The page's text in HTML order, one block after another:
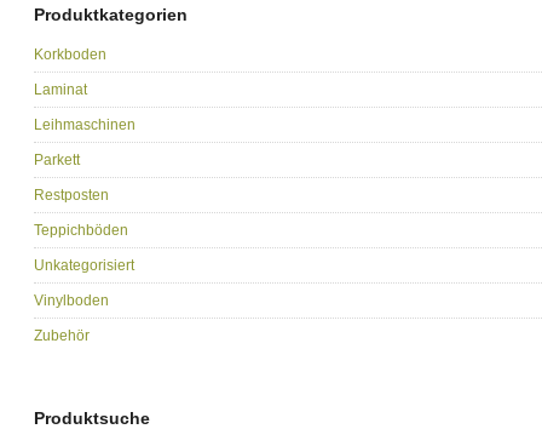
Produktkategorien
Korkboden
Laminat
Leihmaschinen
Parkett
Restposten
Teppichböden
Unkategorisiert
Vinylboden
Zubehör
Produktsuche